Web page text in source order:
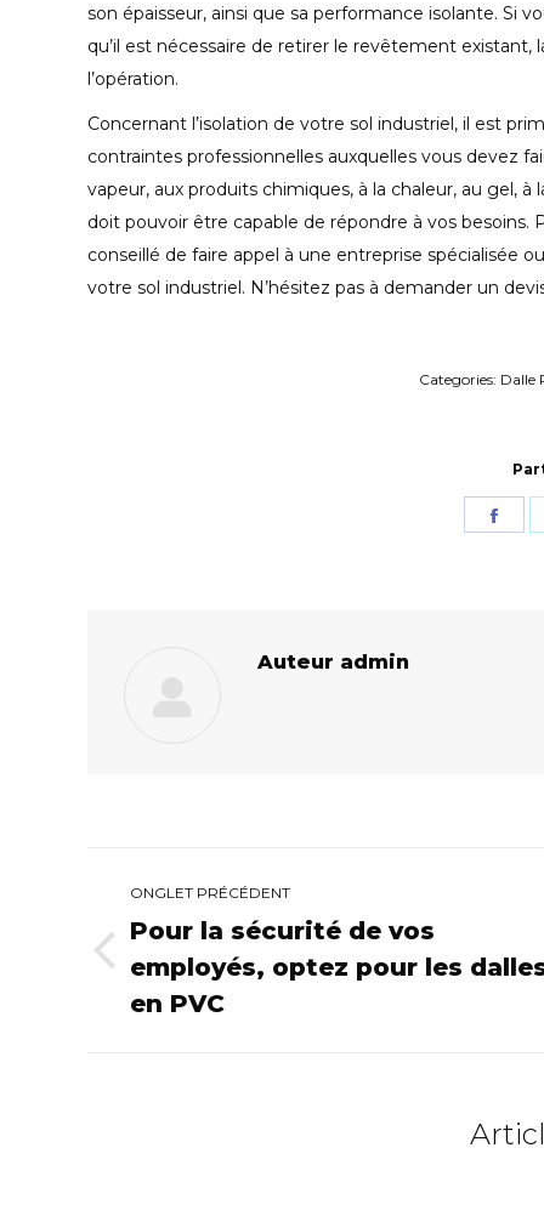
son épaisseur, ainsi que sa performance isolante. Si
qu’il est nécessaire de retirer le revêtement
l’opération.
Concernant l’isolation de votre sol industriel, il est
contraintes professionnelles auxquelles vous devez
vapeur, aux produits chimiques, à la chaleur, au gel,
doit pouvoir être capable de répondre à vos besoins.
conseillé de faire appel à une entreprise spécialisée
votre sol industriel. N’hésitez pas à demander un
Categories: Dalle
Auteur admin
de
commentaire
ONGLET PRÉCÉDENT
Onglet
précédent
Pour la sécurité de vos
employés, optez pour les
en PVC